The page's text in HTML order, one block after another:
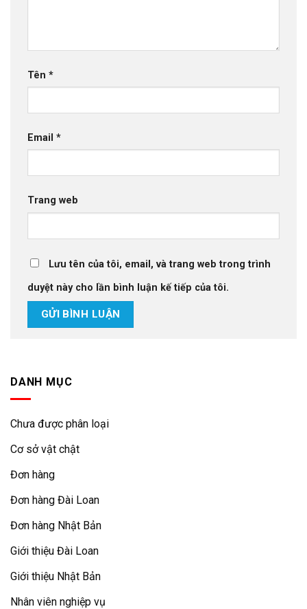
Tên *
Email *
Trang web
Lưu tên của tôi, email, và trang web trong trình
duyệt này cho lần bình luận kế tiếp của tôi.
DANH MỤC
Chưa được phân loại
Cơ sở vật chật
Đơn hàng
Đơn hàng Đài Loan
Đơn hàng Nhật Bản
Giới thiệu Đài Loan
Giới thiệu Nhật Bản
Nhân viên nghiệp vụ